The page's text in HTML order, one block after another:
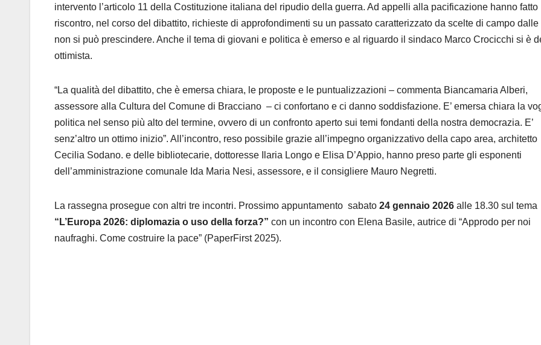
intervento l’articolo 11 della Costituzione italiana del ripudio della guerra. Ad appelli alla pacificazione hanno fatto
riscontro, nel corso del dibattito, richieste di approfondimenti su un passato caratterizzato da scelte di campo dalle
non si può prescindere. Anche il tema di giovani e politica è emerso e al riguardo il sindaco Marco Crocicchi si è
ottimista.
“La qualità del dibattito, che è emersa chiara, le proposte e le puntualizzazioni – commenta Biancamaria Alberi,
assessore alla Cultura del Comune di Bracciano – ci confortano e ci danno soddisfazione. E’ emersa chiara la
politica nel senso più alto del termine, ovvero di un confronto aperto sui temi fondanti della nostra democrazia. E’
senz’altro un ottimo inizio”. All’incontro, reso possibile grazie all’impegno organizzativo della capo area, architetto
Cecilia Sodano. e delle bibliotecarie, dottoresse Ilaria Longo e Elisa D’Appio, hanno preso parte gli esponenti
dell’amministrazione comunale Ida Maria Nesi, assessore, e il consigliere Mauro Negretti.
La rassegna prosegue con altri tre incontri. Prossimo appuntamento sabato 24 gennaio 2026 alle 18.30 sul tema
“L’Europa 2026: diplomazia o uso della forza?” con un incontro con Elena Basile, autrice di “Approdo per noi
naufraghi. Come costruire la pace” (PaperFirst 2025).